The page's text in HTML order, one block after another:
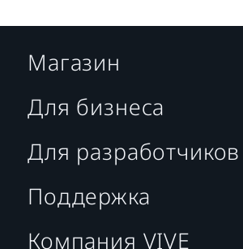
Магазин
Для бизнеса
Для разработчиков
Поддержка
Компания VIVE